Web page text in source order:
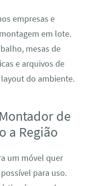
empresas e
em lote.
mesas de
e arquivos de
do ambiente.
de
a Região
um móvel quer
para uso.